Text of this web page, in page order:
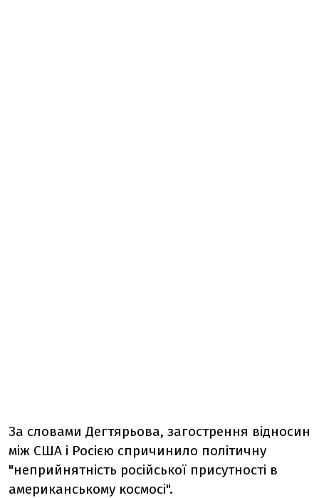
За словами Дегтярьова, загострення відносин
між США і Росією спричинило політичну
"неприйнятність російської присутності в
американському космосі".